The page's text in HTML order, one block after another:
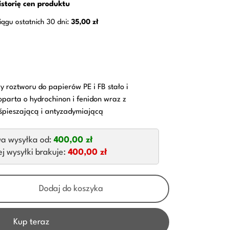
cen produktu
ostatnich 30 dni: 35,00 zł
roztworu do papierów PE i FB stało i
o hydrochinon i fenidon wraz z
i antyzadymiającą
wysyłka od: 400,00 zł
wysyłki brakuje: 400,00 zł
Dodaj do koszyka
Kup teraz